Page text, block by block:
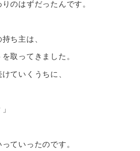
のはずだったんです。
ち主は、
取ってきました。
ていくうちに、
ていったのです。